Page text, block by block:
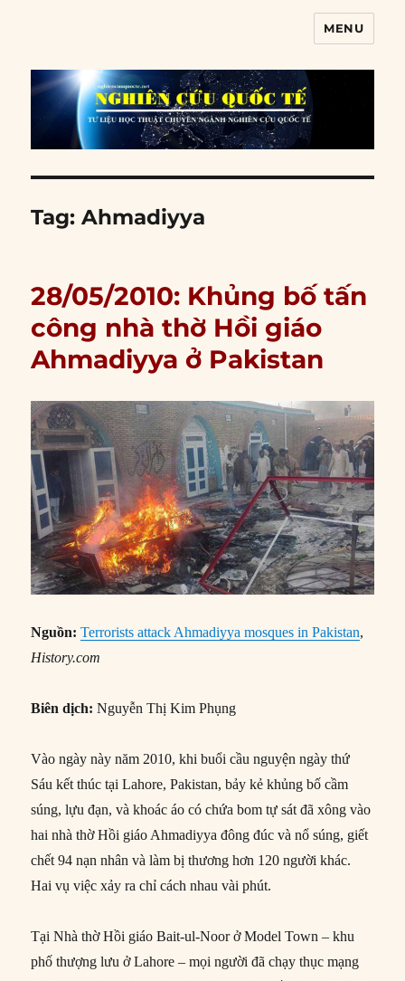
MENU
Tag:Ahmadiyya
28/05/2010: Khủng bố tấn
công nhà thờ Hồi giáo
Ahmadiyya ở Pakistan
Nguồn:Terrorists attack Ahmadiyya mosques in Pakistan,
History.com
Biên dịch:Nguyễn Thị Kim Phụng
Vào ngày này năm 2010, khi buổi cầu nguyện ngày thứ
Sáu kết thúc tại Lahore, Pakistan, bảy kẻ khủng bố cầm
súng, lựu đạn, và khoác áo có chứa bom tự sát đã xông vào
hai nhà thờ Hồi giáo Ahmadiyya đông đúc và nổ súng, giết
chết 94 nạn nhân và làm bị thương hơn 120 người khác.
Hai vụ việc xảy ra chỉ cách nhau vài phút.
Tại Nhà thờ Hồi giáo Bait-ul-Noor ở Model Town – khu
phố thượng lưu ở Lahore – mọi người đã chạy thục mạng